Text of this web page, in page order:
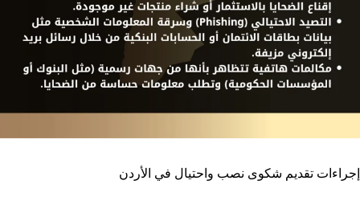
إجراءات تقديم شكوى نصب واحتيال في الأردن